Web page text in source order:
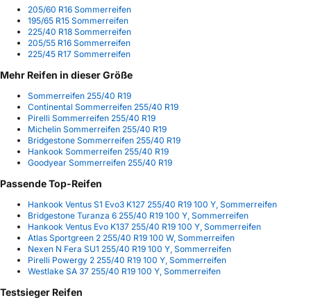
205/60 R16 Sommerreifen
195/65 R15 Sommerreifen
225/40 R18 Sommerreifen
205/55 R16 Sommerreifen
225/45 R17 Sommerreifen
Mehr Reifen in dieser Größe
Sommerreifen 255/40 R19
Continental Sommerreifen 255/40 R19
Pirelli Sommerreifen 255/40 R19
Michelin Sommerreifen 255/40 R19
Bridgestone Sommerreifen 255/40 R19
Hankook Sommerreifen 255/40 R19
Goodyear Sommerreifen 255/40 R19
Passende Top-Reifen
Hankook Ventus S1 Evo3 K127 255/40 R19 100 Y, Sommerreifen
Bridgestone Turanza 6 255/40 R19 100 Y, Sommerreifen
Hankook Ventus Evo K137 255/40 R19 100 Y, Sommerreifen
Atlas Sportgreen 2 255/40 R19 100 W, Sommerreifen
Nexen N Fera SU1 255/40 R19 100 Y, Sommerreifen
Pirelli Powergy 2 255/40 R19 100 Y, Sommerreifen
Westlake SA 37 255/40 R19 100 Y, Sommerreifen
Testsieger Reifen